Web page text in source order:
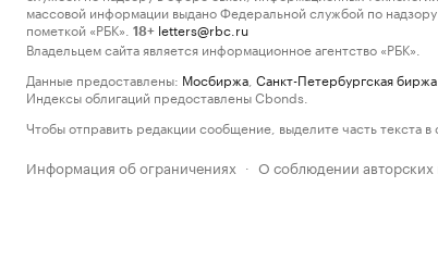
массовой информации выдано Федеральной службой по
пометкой «РБК».
18+ letters@rbc.ru
Владельцем сайта является информационное агентство «РБК».
Данные предоставлены: Мосбиржа Санкт-Петербургская биржа
Индексы облигаций предоставлены Cbonds.
Чтобы отправить редакции сообщение, выделите часть текста
Информация об ограничениях · О соблюдении авторских